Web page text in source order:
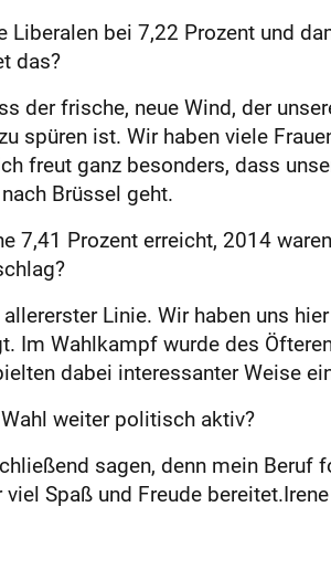
Liberalen bei 7,22 Prozent und
das?
der frische, neue Wind, der
spüren ist. Wir haben viele
freut ganz besonders, dass
Brüssel geht.
7,41 Prozent erreicht, 2014
Linie. Wir haben uns
Im Wahlkampf wurde des
dabei interessanter Weise
weiter politisch aktiv?
sagen, denn mein
Spaß und Freude